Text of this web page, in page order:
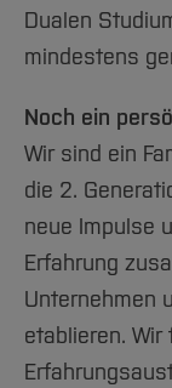
Dualen
mindestens
Noch ein
Wir sind ein
die 2.
neue Impulse
Erfahrung
Unternehmen
etablieren.